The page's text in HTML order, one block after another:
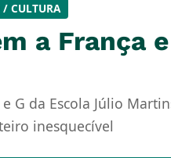
/ CULTURA
a França e
G da Escola Júlio
inesquecível